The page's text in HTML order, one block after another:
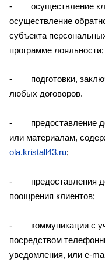
- осуществление
осуществление
субъекта
программе лояльности;
- подготовки,
любых договоров.
- предоставление
или материалам,
ola.kristall43.ru;
- предоставления
поощрения клиентов;
- коммуникации с
посредством
уведомления, или e-